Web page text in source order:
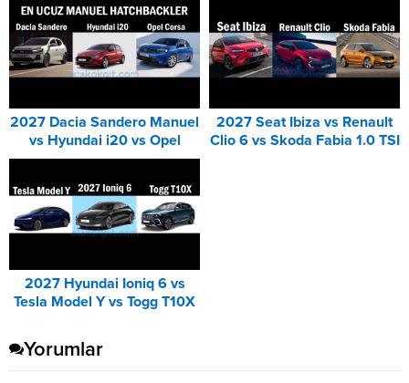
2027 Dacia Sandero Manuel
vs Hyundai i20 vs Opel
Corsa Karşılaştırması
2027 Seat Ibiza vs Renault
Clio 6 vs Skoda Fabia 1.0 TSI
2027 Hyundai Ioniq 6 vs
Tesla Model Y vs Togg T10X
Yorumlar